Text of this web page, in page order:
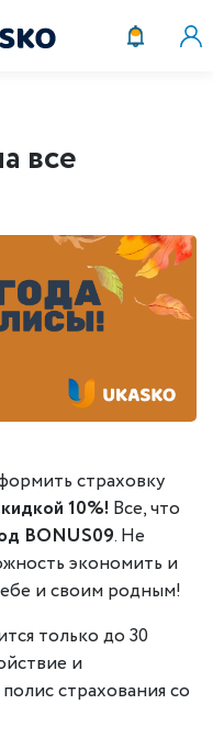
все
страховку
10%! Все, что
BONUS09. Не
экономить и
и своим родным!
только до 30
и
страхования со